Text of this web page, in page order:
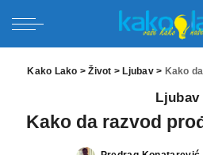
Kako Lako >Život > Ljubav> Kako
Ljubav
Kako da razvod